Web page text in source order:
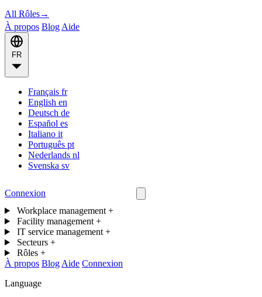
All Rôles→
À propos Blog Aide
Français fr
English en
Deutsch de
Español es
Italiano it
Português pt
Nederlands nl
Svenska sv
Connexion
Workplace management +
Facility management +
IT service management +
Secteurs +
Rôles +
À propos Blog Aide Connexion
Language